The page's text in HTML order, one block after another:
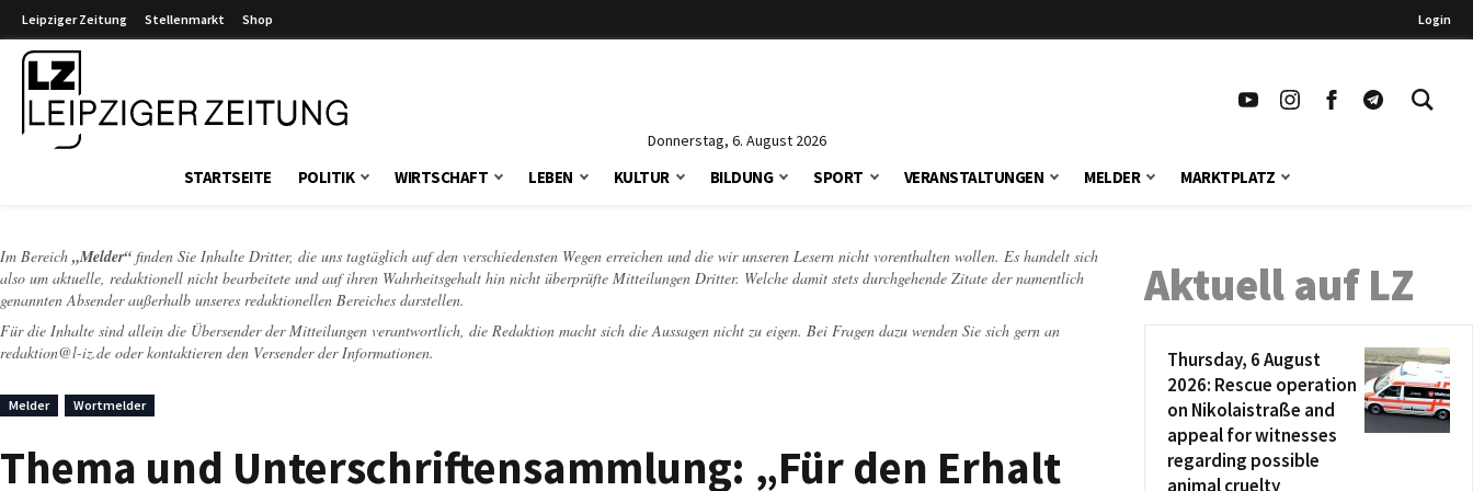
Leipziger Zeitung Stellenmarkt Shop Login
Donnerstag, 6. August 2026
STARTSEITE POLITIK WIRTSCHAFT LEBEN KULTUR BILDUNG SPORT VERANSTALTUNGEN MELDER MARKTPLATZ
Im Bereich „Melder“ finden Sie Inhalte Dritter, die uns tagtäglich auf den verschiedensten Wegen erreichen und die wir unseren Lesern nicht vorenthalten wollen. Es handelt sich
also um aktuelle, redaktionell nicht bearbeitete und auf ihren Wahrheitsgehalt hin nicht überprüfte Mitteilungen Dritter. Welche damit stets durchgehende Zitate der namentlich
genannten Absender außerhalb unseres redaktionellen Bereiches darstellen.
Für die Inhalte sind allein die Übersender der Mitteilungen verantwortlich, die Redaktion macht sich die Aussagen nicht zu eigen. Bei Fragen dazu wenden Sie sich gern an
redaktion@l-iz.de oder kontaktieren den Versender der Informationen.
Melder Wortmelder
Thema und Unterschriftensammlung: „Für den Erhalt
Aktuell auf LZ
Thursday, 6 August
2026: Rescue operation
on Nikolaistraße and
appeal for witnesses
regarding possible
animal cruelty